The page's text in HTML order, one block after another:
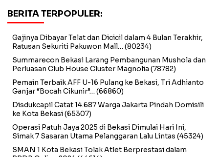
BERITA TERPOPULER:
Gajinya Dibayar Telat dan Dicicil dalam 4 Bulan Terakhir,
Ratusan Sekuriti Pakuwon Mall… (80234)
Summarecon Bekasi Larang Pembangunan Mushola dan
Perluasan Club House Cluster Magnolia (78782)
Pemain Terbaik AFF U-16 Pulang ke Bekasi, Tri Adhianto
Ganjar “Bocah Cikunir”… (66860)
Disdukcapil Catat 14.687 Warga Jakarta Pindah Domisili
ke Kota Bekasi(65307)
Operasi Patuh Jaya 2025 di Bekasi Dimulai Hari Ini,
Simak 7 Sasaran Utama Pelanggaran Lalu Lintas (45324)
SMAN 1 Kota Bekasi Tolak Atlet Berprestasi dalam